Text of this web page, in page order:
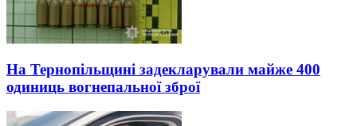
На Тернопільщині задекларували майже 400
одиниць вогнепальної зброї